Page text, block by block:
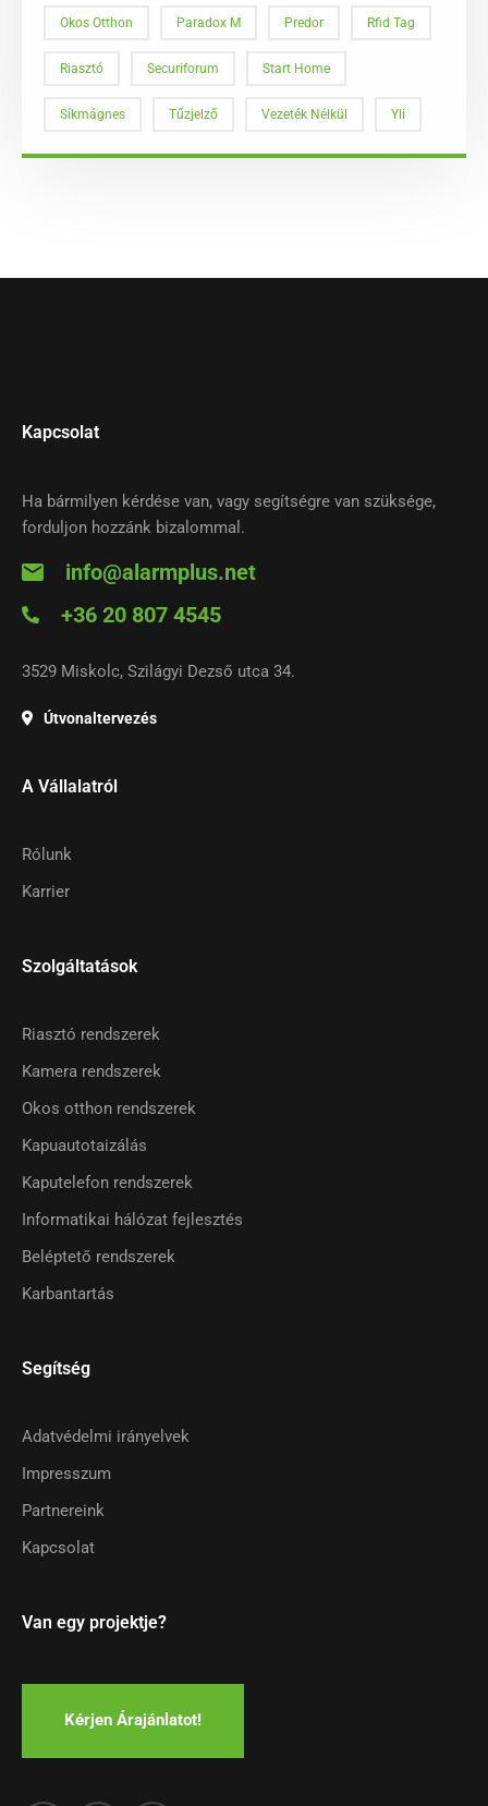
Okos Otthon Paradox M Predor Rfid Tag
Riasztó Securiforum Start Home
Síkmágnes Tűzjelző Vezeték Nélkül Yli
Kapcsolat
Ha bármilyen kérdése van, vagy segítségre van szüksége,
forduljon hozzánk bizalommal.
info@alarmplus.net
+36 20 807 4545
3529 Miskolc, Szilágyi Dezső utca 34.
Útvonaltervezés
A Vállalatról
Rólunk
Karrier
Szolgáltatások
Riasztó rendszerek
Kamera rendszerek
Okos otthon rendszerek
Kapuautotaizálás
Kaputelefon rendszerek
Informatikai hálózat fejlesztés
Beléptető rendszerek
Karbantartás
Segítség
Adatvédelmi irányelvek
Impresszum
Partnereink
Kapcsolat
Van egy projektje?
Kérjen Árajánlatot!